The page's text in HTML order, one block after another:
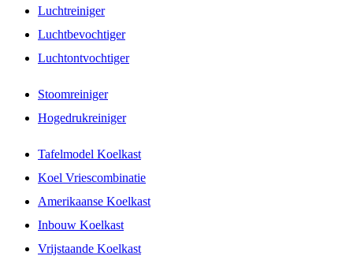
Luchtreiniger
Luchtbevochtiger
Luchtontvochtiger
Stoomreiniger
Hogedrukreiniger
Tafelmodel Koelkast
Koel Vriescombinatie
Amerikaanse Koelkast
Inbouw Koelkast
Vrijstaande Koelkast